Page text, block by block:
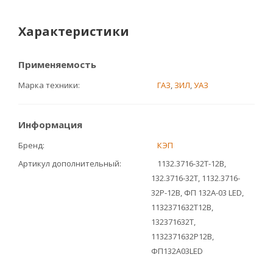
Характеристики
Применяемость
Марка техники ГАЗ, ЗИЛ,УАЗ
Информация
Бренд
КЭП
Артикул дополнительный
1132.3716-32T-12В,
132.3716-32T, 1132.3716-
32Р-12В, ФП 132А-03 LED,
1132371632T12В,
132371632T,
1132371632Р12В,
ФП132А03LED